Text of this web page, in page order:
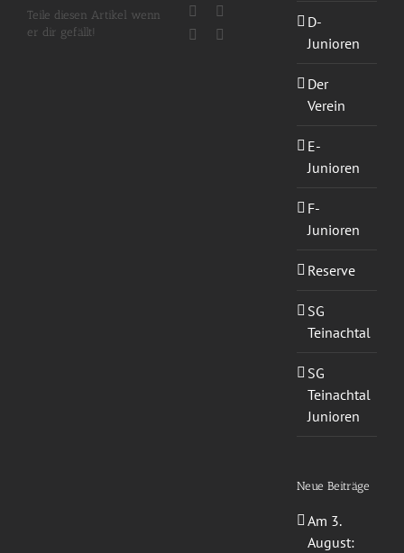
Teile diesen Artikel wenn
er dir gefällt!
Facebook
WhatsApp
D-
Junioren
Der
Verein
E-
Junioren
F-
Junioren
Reserve
SG
Teinachtal
SG
Teinachtal
Junioren
Neue Beiträge
Am 3.
August: